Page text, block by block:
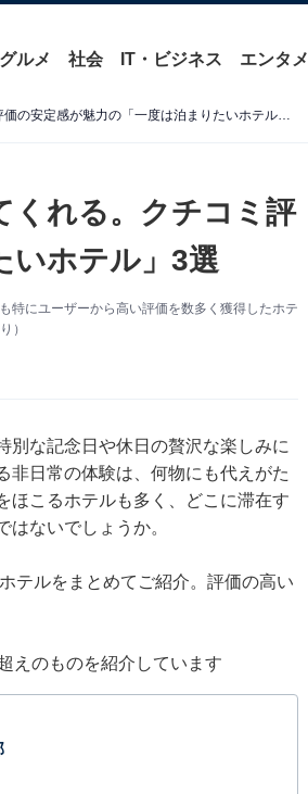
グルメ 社会 IT・ビジネス エンタメ
【宮城県】旅の満足度をぐっと高めてくれる。クチコミ評価の安定感が魅力の「一度は泊まりたいホテル」3選
くれる。クチコミ評
いホテル」3選
特にユーザーから高い評価を数多く獲得したホテ
）
別な記念日や休日の贅沢な楽しみに
非日常の体験は、何物にも代えがた
ほこるホテルも多く、どこに滞在す
ないでしょうか。
テルをまとめてご紹介。評価の高い
えのものを紹介しています